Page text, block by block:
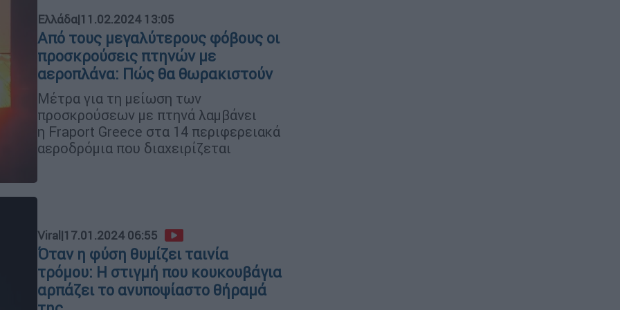
Ελλάδα|11.02.2024 13:05
Από τους μεγαλύτερους φόβους οι
προσκρούσεις πτηνών με
αεροπλάνα: Πώς θα θωρακιστούν
Μέτρα για τη μείωση των
προσκρούσεων με πτηνά λαμβάνει
η Fraport Greece στα 14 περιφερειακά
αεροδρόμια που διαχειρίζεται
Viral|17.01.2024 06:55
Όταν η φύση θυμίζει ταινία
τρόμου: Η στιγμή που κουκουβάγια
αρπάζει το ανυποψίαστο θήραμά